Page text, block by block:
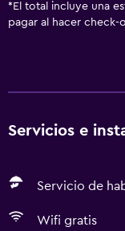
* El total incluye una
pagar al hacer check-
Servicios e
Servicio de
Wifi gratis